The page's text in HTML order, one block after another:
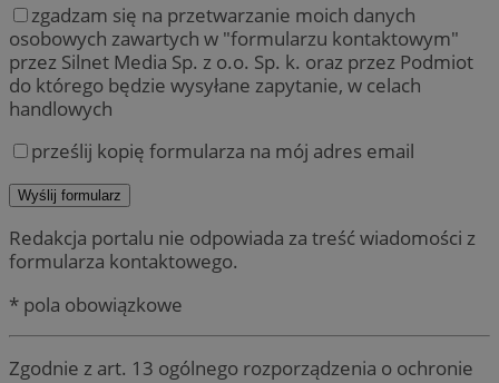
zgadzam się na przetwarzanie moich danych
osobowych zawartych w "formularzu kontaktowym"
przez Silnet Media Sp. z o.o. Sp. k. oraz przez Podmiot
do którego będzie wysyłane zapytanie, w celach
handlowych
prześlij kopię formularza na mój adres email
Redakcja portalu nie odpowiada za treść wiadomości z
formularza kontaktowego.
* pola obowiązkowe
Zgodnie z art. 13 ogólnego rozporządzenia o ochronie